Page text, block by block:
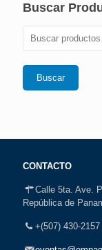
Buscar
Buscar
CONTACTO
Calle 5ta. Ave.
República de
+(507) 430-2157